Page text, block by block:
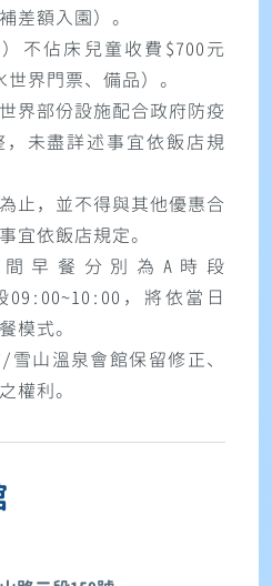
差額入園）。
不佔床兒童收費$700元
世界門票、備品）。
界部份設施配合政府防疫
未盡詳述事宜依飯店規
止，並不得與其他優惠合
宜依飯店規定。
早餐分別為A時段
09:00~10:00，將依當日
模式。
山溫泉會館保留修正、
權利。